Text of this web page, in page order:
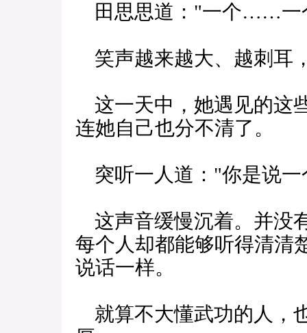
田思思道："一个……一
笑声越来越大、越刺耳
这一天中，她遇见的这
连她自己也分不清了。
突听一人道："你是说一
这声音缓慢沉着。并没
每个人却都能够听得清清
说话一样。
就算不大懂武功的人，